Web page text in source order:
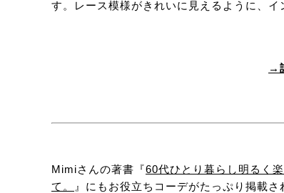
す。レース模様がきれいに見えるように、
→
Mimiさんの著書『60代ひとり暮らし明るく楽
て。
』にもお役立ちコーデがたっぷり掲載さ